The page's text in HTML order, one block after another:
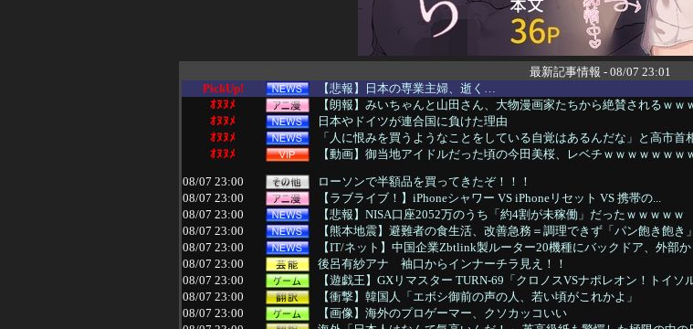
最新記事情報 - 08/07 23:01
PickUp!
【悲報】日本の専業主婦、逝く…
ｵﾇﾇﾒ
【朗報】みいちゃんと山田さん、大物漫画家たちから絶賛されるｗｗ
ｵﾇﾇﾒ
日本やドイツが連合国に負けた理由
ｵﾇﾇﾒ
「人に恨みを買うようなことをしている自覚はあるんだな」と高市首
ｵﾇﾇﾒ
【動画】御当地アイドルだった頃の今田美桜、レベチｗｗｗｗｗｗｗ
08/07 23:00
ローソンで半額品を買ってきたぞ！！！
08/07 23:00
【ラブライブ！】iPhoneシャワー VS iPhoneリセット VS 携帯の...
08/07 23:00
【悲報】NISA口座2052万のうち「約4割が未稼働」だったｗｗｗｗｗ
08/07 23:00
【熊本地震】避難者の食生活、改善急務＝調理できず「パン飽き飽
08/07 23:00
【IT/ネット】中国企業Zbtlink製ルーター20機種にバックドア、外部か
08/07 23:00
後呂有紗アナ 袖口からインナーチラ見え！！
08/07 23:00
【遊戯王】GXリマスター TURN-69「クロノスVSナポレオン！トイソ
08/07 23:00
【衝撃】韓国人「エボシ御前の声の人、若い頃がこれかよ」
08/07 23:00
【画像】海外のプロゲーマー、クソカッコいい